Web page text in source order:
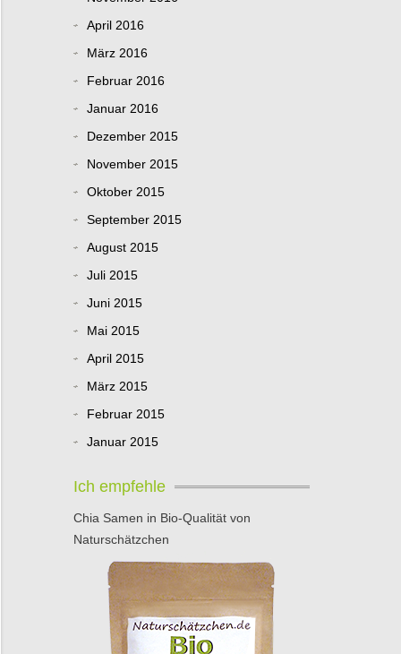
April 2016
März 2016
Februar 2016
Januar 2016
Dezember 2015
November 2015
Oktober 2015
September 2015
August 2015
Juli 2015
Juni 2015
Mai 2015
April 2015
März 2015
Februar 2015
Januar 2015
Ich empfehle
Chia Samen in Bio-Qualität von
Naturschätzchen